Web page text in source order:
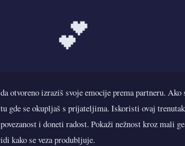
💕
otvoreno izraziš svoje emocije prema partneru. Ako
gde se okupljaš s prijateljima. Iskoristi ovaj
i doneti radost. Pokaži nežnost kroz mali
kako se veza produbljuje.